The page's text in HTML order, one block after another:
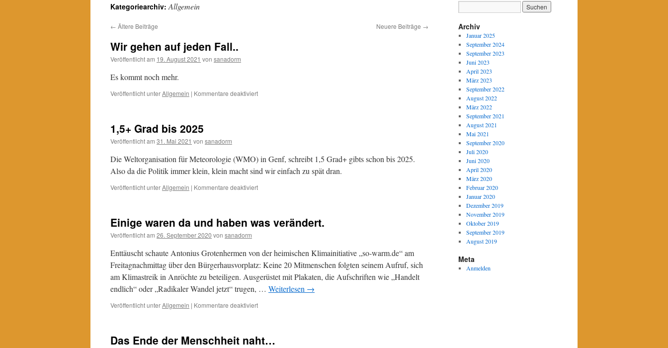
Kategoriearchiv:Allgemein
← Ältere Beiträge Neuere Beiträge →
Wir gehen auf jeden Fall..
Veröffentlicht am 19. August 2021 von sanadorm
Es kommt noch mehr.
Veröffentlicht unterAllgemein | Kommentare deaktiviertfür
1,5+ Grad bis 2025
Veröffentlicht am 31. Mai 2021 von sanadorm
Die Weltorganisation für Meteorologie (WMO) in Genf, schreibt 1,5 Grad+ gibts schon bis 2025.
Also da die Politik immer klein, klein macht sind wir einfach zu spät dran.
Veröffentlicht unterAllgemein | Kommentare deaktiviertfür
2025
Einige waren da und haben was verändert.
Veröffentlicht am 26. September 2020 von sanadorm
Enttäuscht schaute Antonius Grotenhermen von der heimischen Klimainitiative „so-warm.de“ am
Freitagnachmittag über den Bürgerhausvorplatz: Keine 20 Mitmenschen folgten seinem Aufruf, sich
am Klimastreik in Anröchte zu beteiligen. Ausgerüstet mit Plakaten, die Aufschriften wie „Handelt
endlich“ oder „Radikaler Wandel jetzt“ trugen, … Weiterlesen →
Veröffentlicht unterAllgemein | Kommentare deaktiviertfür
und
Das Ende der Menschheit naht…
Archiv
Januar 2025
September 2024
September 2023
Juni 2023
April 2023
März 2023
September 2022
August 2022
März 2022
September 2021
August 2021
Mai 2021
September 2020
Juli 2020
Juni 2020
April 2020
März 2020
Februar 2020
Januar 2020
Dezember 2019
November 2019
Oktober 2019
September 2019
August 2019
Meta
Anmelden